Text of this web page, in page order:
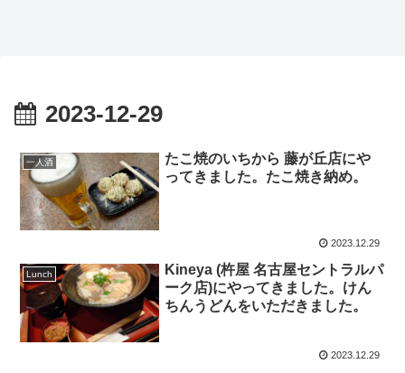
2023-12-29
一人酒
たこ焼のいちから 藤が丘店にや
ってきました。たこ焼き納め。
2023.12.29
Lunch
Kineya (杵屋 名古屋セントラルパ
ーク店)にやってきました。けん
ちんうどんをいただきました。
2023.12.29